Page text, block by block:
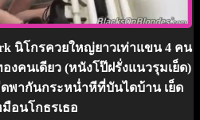
นิโกรควยใหญ่ยาวเท่าแขน 4 คน
งคนเดียว (หนังโป๊ฝรั่งแนวรุมเย็ด)
พากันกระหน่ำหีที่บันไดบ้าน เย็ด
มือนโกธรเธอ